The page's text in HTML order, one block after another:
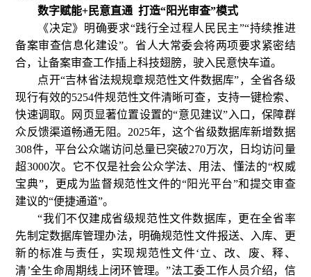
数字赋能+民意直通 打造“阳光审查”模式
《决定》明确要求“践行全过程人民民主”“持续推进
备案审查信息化建设”。省人大常委会将两项要求紧密结
合，让备案审查工作插上科技翅膀，驶入民意快车道。
点开“吉林省法规规章规范性文件数据库”，全省各级
现行有效的5254件规范性文件清晰可查，支持一键检索、
快速调取。网页显著位置设置的“意见建议”入口，保障群
众反馈渠道畅通无阻。2025年，这个省级数据库新增数据
308件，平台公众端访问总量已突破270万次，日均访问量
超3000次。它不仅是社会公众学法、用法、懂法的“权威
宝典”，更成为监督规范性文件的“阳光平台”和提交审查
建议的“便捷通道”。
“我们不仅建成省级规范性文件数据库，更在全省率
先制定数据库管理办法，明确规范性文件报送、入库、更
新的标准与责任，实现规范性文件‘立、改、废、释、
清’全生命周期线上闭环管理。”法工委工作人员介绍，信